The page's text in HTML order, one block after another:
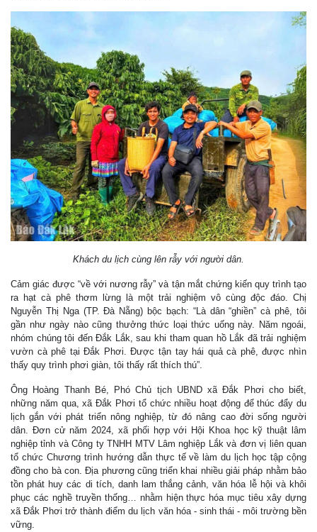
Khách du lịch cùng lên rẫy với người dân.
Cảm giác được “về với nương rẫy” và tận mắt chứng kiến quy trình tạo
ra hạt cà phê thơm lừng là một trải nghiệm vô cùng độc đáo. Chị
Nguyễn Thị Nga (TP. Đà Nẵng) bộc bạch: “Là dân “ghiền” cà phê, tôi
gần như ngày nào cũng thưởng thức loại thức uống này. Năm ngoái,
nhóm chúng tôi đến Đắk Lắk, sau khi tham quan hồ Lắk đã trải nghiệm
vườn cà phê tại Đắk Phơi. Được tận tay hái quả cà phê, được nhìn
thấy quy trình phơi giàn, tôi thấy rất thích thú”.
Ông Hoàng Thanh Bé, Phó Chủ tịch UBND xã Đắk Phơi cho biết,
những năm qua, xã Đắk Phơi tổ chức nhiều hoạt động để thúc đẩy du
lịch gắn với phát triển nông nghiệp, từ đó nâng cao đời sống người
dân. Đơn cử năm 2024, xã phối hợp với Hội Khoa học kỹ thuật lâm
nghiệp tỉnh và Công ty TNHH MTV Lâm nghiệp Lắk và đơn vị liên quan
tổ chức Chương trình hướng dẫn thực tế về làm du lịch học tập cộng
đồng cho bà con. Địa phương cũng triển khai nhiều giải pháp nhằm bảo
tồn phát huy các di tích, danh lam thắng cảnh, văn hóa lễ hội và khôi
phục các nghề truyền thống… nhằm hiện thực hóa mục tiêu xây dựng
xã Đắk Phơi trở thành điểm du lịch văn hóa - sinh thái - môi trường bền
vững.